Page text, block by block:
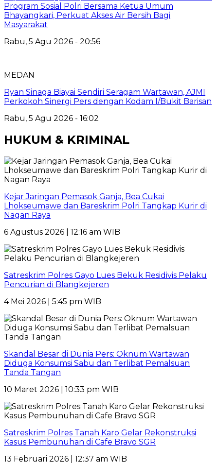
Program Sosial Polri Bersama Ketua Umum
Bhayangkari, Perkuat Akses Air Bersih Bagi
Masyarakat
Rabu, 5 Agu 2026 - 20:56
MEDAN
Ryan Sinaga Biayai Sendiri Seragam Wartawan, AJMI
Perkokoh Sinergi Pers dengan Kodam I/Bukit Barisan
Rabu, 5 Agu 2026 - 16:02
HUKUM & KRIMINAL
Kejar Jaringan Pemasok Ganja, Bea Cukai
Lhokseumawe dan Bareskrim Polri Tangkap Kurir di
Nagan Raya
6 Agustus 2026 | 12:16 am WIB
Satreskrim Polres Gayo Lues Bekuk Residivis Pelaku
Pencurian di Blangkejeren
4 Mei 2026 | 5:45 pm WIB
Skandal Besar di Dunia Pers: Oknum Wartawan
Diduga Konsumsi Sabu dan Terlibat Pemalsuan
Tanda Tangan
10 Maret 2026 | 10:33 pm WIB
Satreskrim Polres Tanah Karo Gelar Rekonstruksi
Kasus Pembunuhan di Cafe Bravo SGR
13 Februari 2026 | 12:37 am WIB